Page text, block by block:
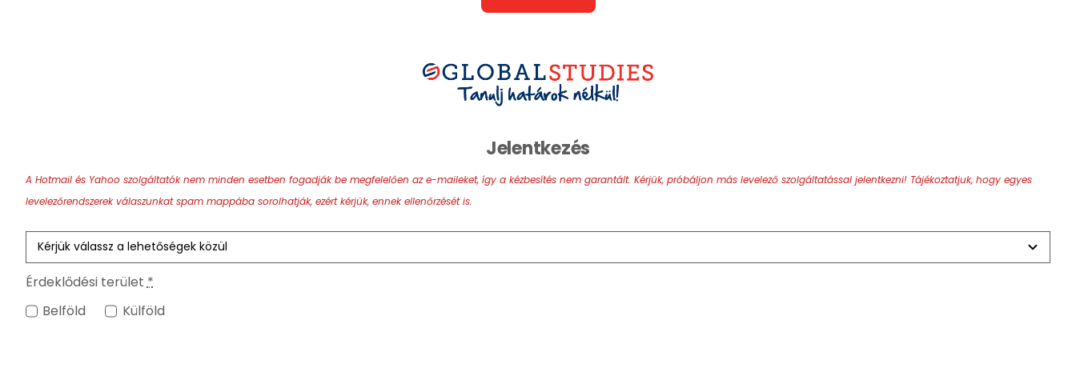
Jelentkezés
A Hotmail és Yahoo szolgáltatók nem minden esetben fogadják be megfelelően az e-maileket, így a kézbesítés nem garantált. Kérjük, próbáljon más levelező szolgáltatással jelentkezni! Tájékoztatjuk, hogy egyes
levelezőrendszerek válaszunkat spam mappába sorolhatják, ezért kérjük, ennek ellenőrzését is.
Érdeklődési terület*
Belföld
Külföld